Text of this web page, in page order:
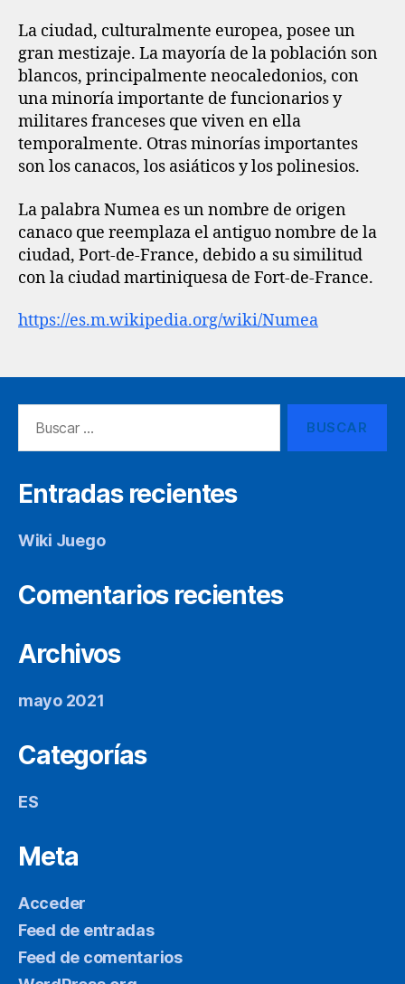
La ciudad, culturalmente europea, posee un
gran mestizaje. La mayoría de la población son
blancos, principalmente neocaledonios, con
una minoría importante de funcionarios y
militares franceses que viven en ella
temporalmente. Otras minorías importantes
son los canacos, los asiáticos y los polinesios.
La palabra Numea es un nombre de origen
canaco que reemplaza el antiguo nombre de la
ciudad, Port-de-France, debido a su similitud
con la ciudad martiniquesa de Fort-de-France.
https://es.m.wikipedia.org/wiki/Numea
Entradas recientes
Wiki Juego
Comentarios recientes
Archivos
mayo 2021
Categorías
ES
Meta
Acceder
Feed de entradas
Feed de comentarios